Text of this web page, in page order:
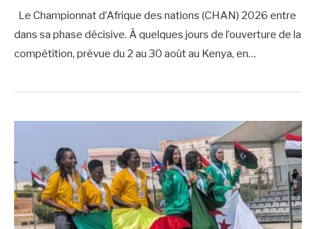
Le Championnat d’Afrique des nations (CHAN) 2026 entre
dans sa phase décisive. À quelques jours de l’ouverture de la
compétition, prévue du 2 au 30 août au Kenya, en…